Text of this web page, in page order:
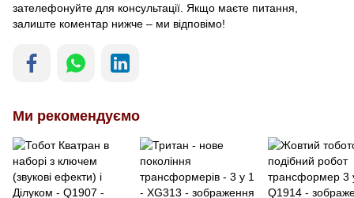
зателефонуйте для консультації. Якщо маєте питання,
залиште коментар нижче – ми відповімо!
Ми рекомендуємо